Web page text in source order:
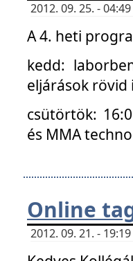
2012. 09. 25. -
A 4. heti
kedd:
eljárások
csütörtök:
és MMA
Online
2012. 09. 21. -